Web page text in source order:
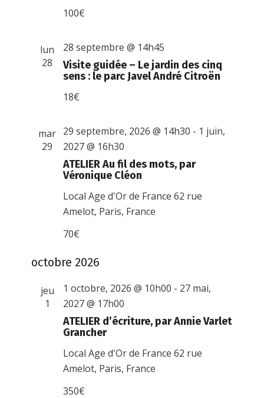
100€
lun
28
Visite guidée – Le jardin des cinq
sens : le parc Javel André Citroën
28 septembre @ 14h45
18€
mar
29
ATELIER Au fil des mots, par
Véronique Cléon
29 septembre, 2026 @ 14h30 - 1 juin,
2027 @ 16h30
Local Age d'Or de France62 rue
Amelot, Paris, France
70€
octobre 2026
jeu
1
ATELIER d’écriture, par Annie Varlet
Grancher
1 octobre, 2026 @ 10h00 - 27 mai,
2027 @ 17h00
Local Age d'Or de France62 rue
Amelot, Paris, France
350€